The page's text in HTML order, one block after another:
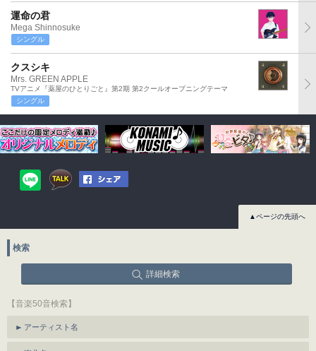
運命の君
Mega Shinnosuke
シングル
クスシキ
Mrs. GREEN APPLE
TVアニメ『薬屋のひとりごと』第2期 第2クールオープニングテーマ
シングル
▲ページの先頭へ
検索
詳細検索
【音楽50音検索】
アーティスト名